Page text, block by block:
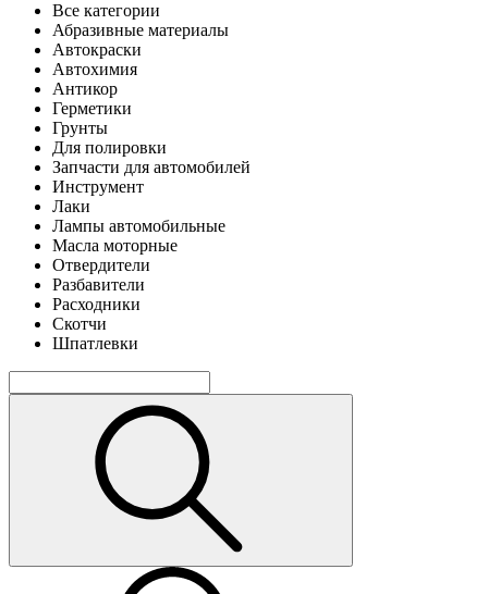
Все категории
Абразивные материалы
Автокраски
Автохимия
Антикор
Герметики
Грунты
Для полировки
Запчасти для автомобилей
Инструмент
Лаки
Лампы автомобильные
Масла моторные
Отвердители
Разбавители
Расходники
Скотчи
Шпатлевки